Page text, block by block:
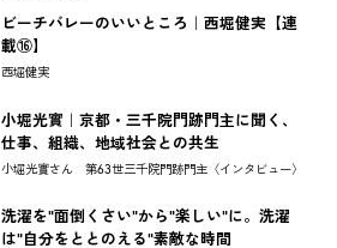
ビーチバレーのいいところ｜西堀健実【連
載⑯】
西堀健実
小堀光實｜京都・三千院門跡門主に聞く、
仕事、組織、地域社会との共生
小堀光實さん 第63世三千院門跡門主〈インタビュー〉
洗濯を"面倒くさい"から"楽しい"に。洗濯
は"自分をととのえる"素敵な時間